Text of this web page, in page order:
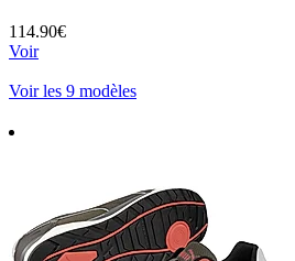
114.90€
Voir
Voir les 9 modèles